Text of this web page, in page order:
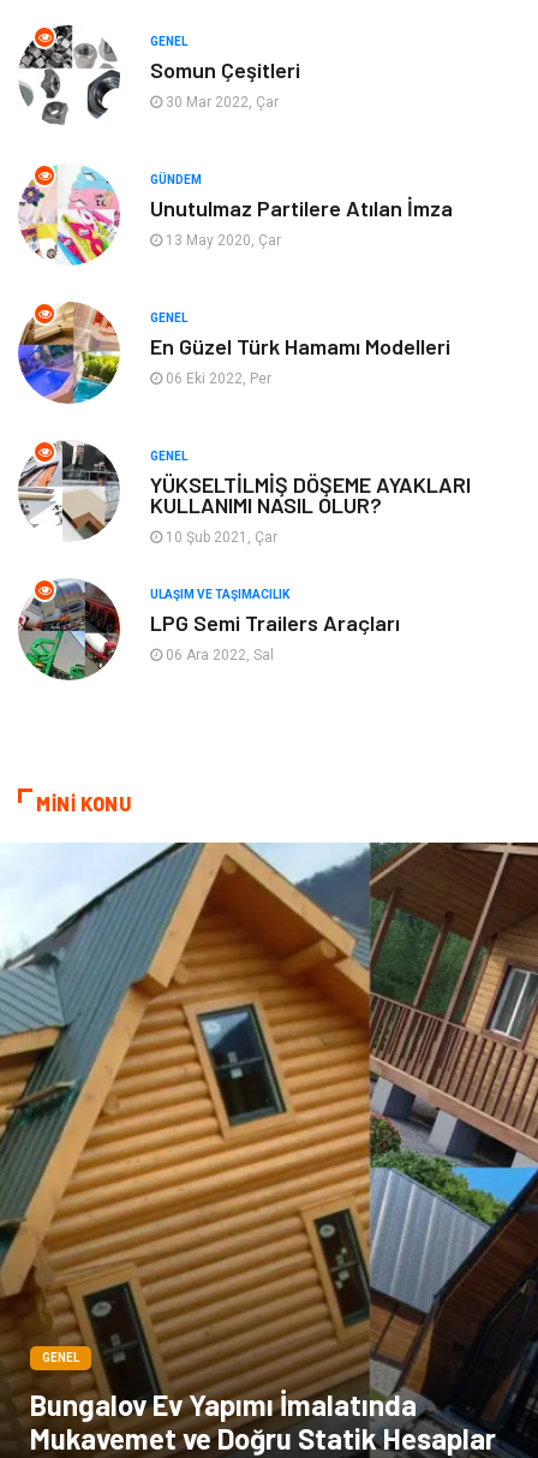
Eğitim & Kariyer
Alışveriş
Organizasyon Mobilya
Tatil Finans & Ekonomi
Turizm
Aksesuar
Plastik
Ambalaj Eğlence
Pazarlama
televizyon
Bebek Giyim Dernekler ve Birlikler
çiçek İnternet
Tarım & Hayvancılık Endüstriyel Ürünler
GENEL
Somun Çeşitleri
30 Mar 2022, Çar
GÜNDEM
Unutulmaz Partilere Atılan İmza
13 May 2020, Çar
GENEL
En Güzel Türk Hamamı Modelleri
06 Eki 2022, Per
GENEL
YÜKSELTİLMİŞ DÖŞEME AYAKLARI
KULLANIMI NASIL OLUR?
10 Şub 2021, Çar
ULAŞIM VE TAŞIMACILIK
LPG Semi Trailers Araçları
06 Ara 2022, Sal
MİNİ KONU
GENEL
Bungalov Ev Yapımı İmalatında
Mukavemet ve Doğru Statik Hesaplar